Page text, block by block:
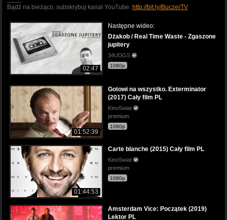
Bądź na bieżąco, subskrybuj kanał YouTube: http://bit.ly/BuczerTV
02:47
Następne wideo:
Dżakob / Real Time Waste - Zgaszone
jupitery
34UDGS
1080p
01:52:39
Gotowi na wszystko. Exterminator
(2017) Cały film PL
KinoSwiat
premium
1080p
01:44:53
Carte blanche (2015) Cały film PL
KinoSwiat
premium
1080p
Amsterdam Vice: Początek (2019)
Lektor PL